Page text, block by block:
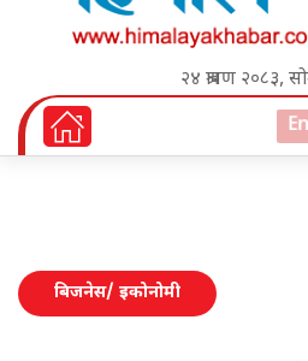
२४ श्रावण
बिजनेस/ इकोनोमी